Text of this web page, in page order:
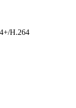
H.264